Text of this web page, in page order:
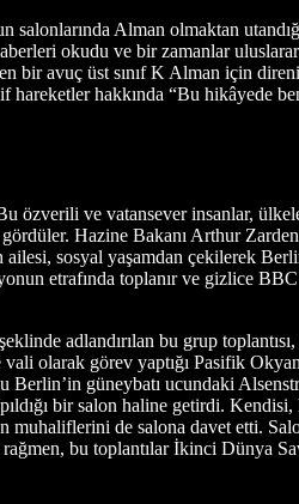
Alman olmaktan
okudu ve bir zamanlar
bir avuç üst sınıf K Alman için
hareketler hakkında “Bu hikâyede
özverili ve vatansever insanlar,
Hazine Bakanı Arthur
sosyal yaşamdan çekilerek
etrafında toplanır ve gizlice
adlandırılan bu grup
olarak görev yaptığı Pasifik
güneybatı ucundaki
bir salon haline getirdi.
de salona davet etti.
bu toplantılar İkinci Dünya